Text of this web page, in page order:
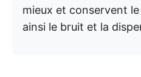
mieux et conservent
ainsi le bruit et la